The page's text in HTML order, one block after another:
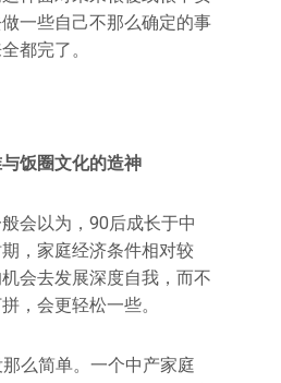
一些自己不那么确定的事
都完了。
饭圈文化的造神
般会以为，90后成长于中
，家庭经济条件相对较
会去发展深度自我，而不
，会更轻松一些。
么简单。一个中产家庭